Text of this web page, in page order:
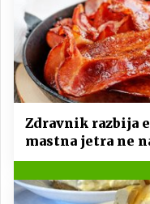
Zdravnik razbija
mastna jetra ne
temveč zaradi